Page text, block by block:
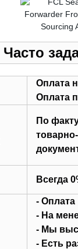
Часто
Оплата
Оплата
По
Всегда
- Оплата
- На
- Мы
- Есть